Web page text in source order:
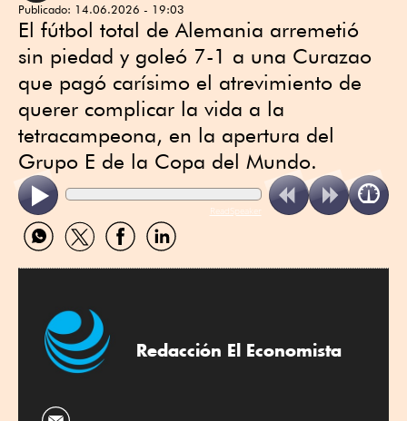
Publicado: 14.06.2026 - 19:03
El fútbol total de Alemania arremetió
sin piedad y goleó 7-1 a una Curazao
que pagó carísimo el atrevimiento de
querer complicar la vida a la
tetracampeona, en la apertura del
Grupo E de la Copa del Mundo.
ReadSpeaker
Compartir
por
Compartir
por
Compartir
por
Compartir
por
Redacción El Economista